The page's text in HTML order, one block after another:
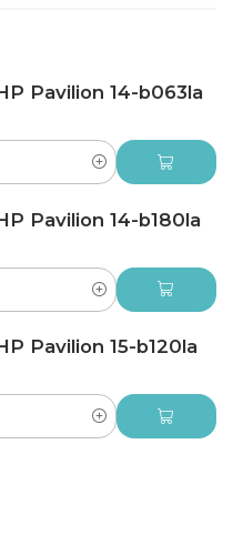
Pavilion 14-b063la
Pavilion 14-b180la
Pavilion 15-b120la